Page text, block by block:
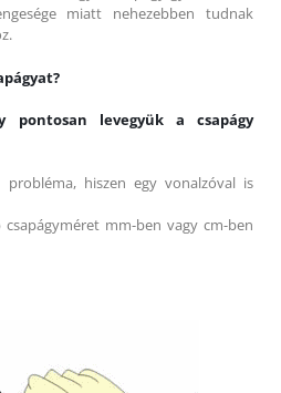
miatt nehezebben tudnak
pontosan levegyük a csapágy
hiszen egy vonalzóval is
mm-ben vagy cm-ben